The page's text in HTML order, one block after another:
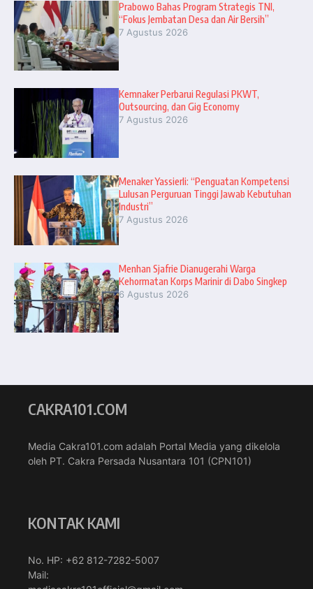
Prabowo Bahas Program Strategis TNI,
“Fokus Jembatan Desa dan Air Bersih”
7 Agustus 2026
Kemnaker Perbarui Regulasi PKWT,
Outsourcing, dan Gig Economy
7 Agustus 2026
Menaker Yassierli: “Penguatan Kompetensi
Lulusan Perguruan Tinggi Jawab Kebutuhan
Industri”
7 Agustus 2026
Menhan Sjafrie Dianugerahi Warga
Kehormatan Korps Marinir di Dabo Singkep
6 Agustus 2026
CAKRA101.COM
Media Cakra101.com adalah Portal Media yang dikelola
oleh PT. Cakra Persada Nusantara 101 (CPN101)
KONTAK KAMI
No. HP: +62 812-7282-5007
Mail: